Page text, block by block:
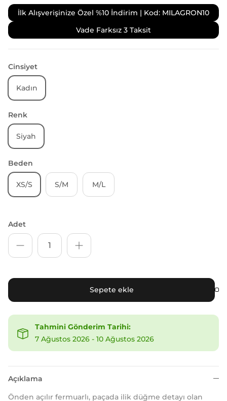
İlk Alışverişinize Özel %10 İndirim | Kod: MILAGRON10
Vade Farksız 3 Taksit
Renk
Siyah
Cinsiyet
Kadın
Beden
XS/S S/M M/L
Adet
Sepete ekle
Tahmini Gönderim Tarihi:
7 Ağustos 2026 - 10 Ağustos 2026
Açıklama
Önden açılır fermuarlı, paçada ilik düğme detayı olan